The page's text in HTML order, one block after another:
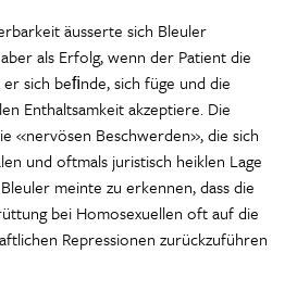
äusserte sich Bleuler
als Erfolg, wenn der Patient die
sich beﬁnde, sich füge und die
Enthaltsamkeit akzeptiere. Die
«nervösen Beschwerden», die sich
und oftmals juristisch heiklen Lage
meinte zu erkennen, dass die
bei Homosexuellen oft auf die
Repressionen zurückzuführen